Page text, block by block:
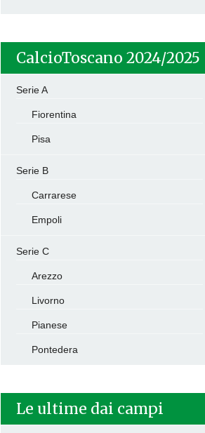
CalcioToscano 2024/2025
Serie A
Fiorentina
Pisa
Serie B
Carrarese
Empoli
Serie C
Arezzo
Livorno
Pianese
Pontedera
Le ultime dai campi